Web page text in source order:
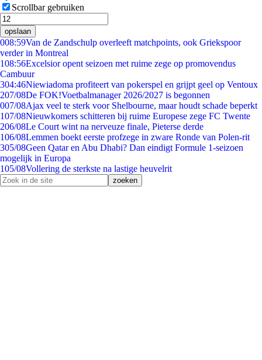
Scrollbar gebruiken
opslaan
008:59Van de Zandschulp overleeft matchpoints, ook Griekspoor
verder in Montreal
108:56Excelsior opent seizoen met ruime zege op promovendus
Cambuur
304:46Niewiadoma profiteert van pokerspel en grijpt geel op Ventoux
207/08De FOK!Voetbalmanager 2026/2027 is begonnen
007/08Ajax veel te sterk voor Shelbourne, maar houdt schade beperkt
107/08Nieuwkomers schitteren bij ruime Europese zege FC Twente
206/08Le Court wint na nerveuze finale, Pieterse derde
106/08Lemmen boekt eerste profzege in zware Ronde van Polen-rit
305/08Geen Qatar en Abu Dhabi? Dan eindigt Formule 1-seizoen
mogelijk in Europa
105/08Vollering de sterkste na lastige heuvelrit